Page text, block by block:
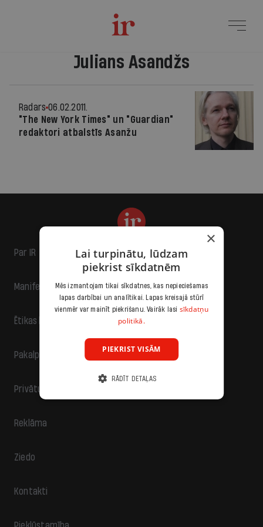
Julians Asandžs
Radars 06.02.2011.
"The New York Times" un "Guardian"
redaktori atbalstīs Asanžu
Par IR
Manifests
Ētikas kodekss
Pakalpojumu sniegšanas noteikumi
Privātuma politika
Reklāma
Ziedo
Kontakti
×
Lai turpinātu, lūdzam
piekrist sīkdatnēm
Mēs izmantojam tikai sīkdatnes, kas nepieciešamas
lapas darbībai un analītikai. Lapas kreisajā stūrī
vienmēr var mainīt piekrišanu. Vairāk lasi sīkdatņu
politikā.
PIEKRIST VISĀM
RĀDĪT DETAĻAS